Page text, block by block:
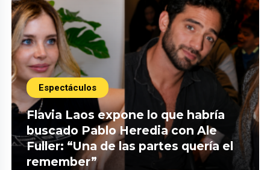
Espectáculos
Flavia Laos expone lo que habría
buscado Pablo Heredia con Ale
Fuller: “Una de las partes quería el
remember”